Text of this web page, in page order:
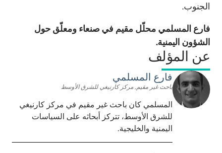
الجنوب.
فارع المسلمي محلّل مقيم في صنعاء ومعلّق حول
الشؤون اليمنية.
عن المؤلف
فارع المسلمي
باحث غير مقيم, مركز كارنيغي للشرق الأوسط
المسلمي كان باحث غير مقيم في مركز كارنيغي
للشرق الأوسط، تتركز أبحاثه على السياسات
اليمنية والخليجية.